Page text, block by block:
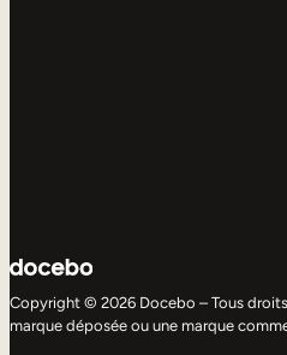
Copyright © 2026 Docebo – Tous
marque déposée ou une marque